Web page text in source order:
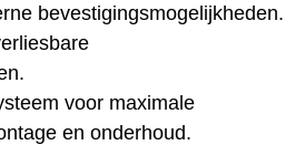
bevestigingsmogelijkheden.
voor maximale
en onderhoud.